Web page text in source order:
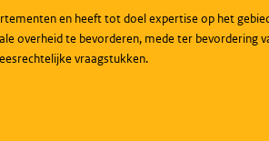
en heeft tot doel expertise op het
overheid te bevorderen, mede ter bevordering
vraagstukken.